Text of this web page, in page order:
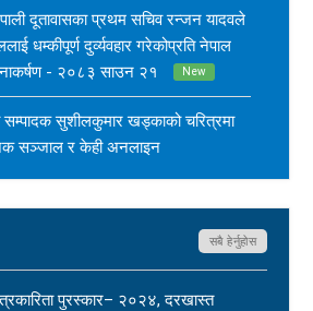
दूतावासका प्रथम सचिव रन्जन यादवले
धम्कीपूर्ण दुर्व्यवहार गरेकोप्रति नेपाल
- २०८३ साउन २१
New
सुशीलकुमार खड्काको चरित्रमा
सञ्जाल र केही अनलाइन
नरिदत्त बडुलाई पितृशोक परेको दुःखद्
स्तब्ध र दुःखी - २०८३ साउन १७
सबै हेर्नुहोस
पुरस्कार– २०२४, दरखास्त